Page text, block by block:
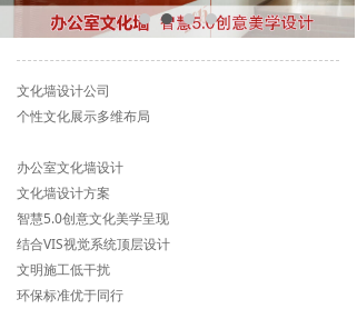
联系唐和
文化墙设计公司
个性文化展示多维布局
办公室文化墙设计
文化墙设计方案
智慧5.0创意文化美学呈现
结合VIS视觉系统顶层设计
文明施工低干扰
环保标准优于同行